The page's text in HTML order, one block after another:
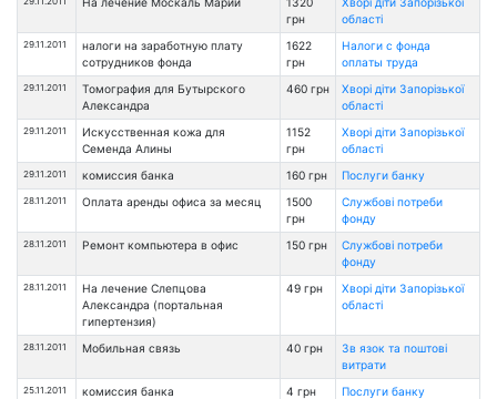
грн
області
29.11.2011
налоги на заработную плату
сотрудников фонда
1622
грн
Налоги с фонда
оплаты труда
29.11.2011
Томография для Бутырского
Александра
460 грн
Хворі діти Запорізької
області
29.11.2011
Искусственная кожа для
Семенда Алины
1152
грн
Хворі діти Запорізької
області
29.11.2011 комиссия банка 160 грн Послуги банку
28.11.2011 Оплата аренды офиса за месяц
1500
грн
Службові потреби
фонду
28.11.2011 Ремонт компьютера в офис 150 грн
Службові потреби
фонду
28.11.2011
На лечение Слепцова
Александра (портальная
гипертензия)
49 грн
Хворі діти Запорізької
області
28.11.2011 Мобильная связь 40 грн
Зв язок та поштові
витрати
25.11.2011 комиссия банка 4 грн Послуги банку